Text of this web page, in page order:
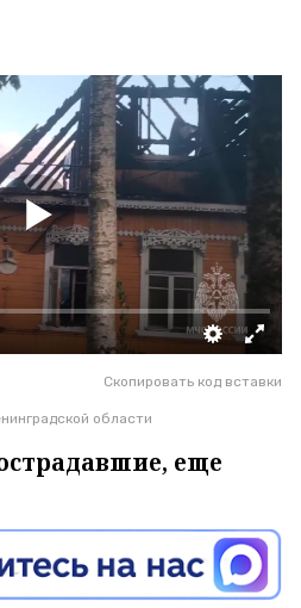
Скопировать код вставки
области
еще